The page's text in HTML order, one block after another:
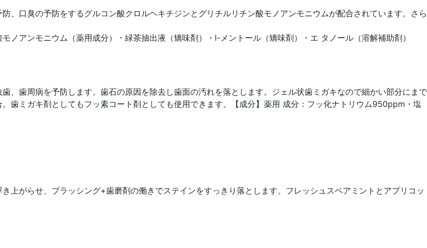
、口臭の予防をするグルコン酸クロルヘキチジンとグリチルリチン酸モノアンモニウムが配合されています。さら
ノアンモニウム（薬用成分）・緑茶抽出液（矯味剤）・l-メントール（矯味剤）・エ タノール（溶解補助剤）
、歯周病を予防します。歯石の原因を除去し歯面の汚れを落とします。ジェル状歯ミガキなので細かい部分にまで
歯ミガキ剤としてもフッ素コート剤としても使用できます。【成分】薬用 成分：フッ化ナトリウム950ppm・塩
上がらせ、ブラッシング+歯磨剤の働きでステインをすっきり落とします。フレッシュスペアミントとアプリコッ